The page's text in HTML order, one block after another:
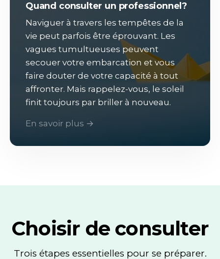
Quand consulter un professionnel?
Naviguer à travers les tempêtes de la
vie peut parfois être éprouvant. Les
vagues tumultueuses peuvent
secouer votre embarcation et vous
faire douter de votre capacité à tout
affronter. Mais rappelez-vous, le soleil
finit toujours par briller à nouveau.
En savoir plus →
Choisir de consulter
Trois étapes essentielles pour se préparer.